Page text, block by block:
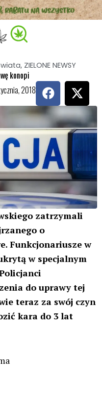
, ZIELONE NEWSY
konopi
2018 F
a
c
e
b
o
o
k
X
-
t
w
i
t
t
e
r
zatrzymali
o
Funkcjonariusze w
w specjalnym
do uprawy tej
teraz za swój czyn
kara do 3 lat